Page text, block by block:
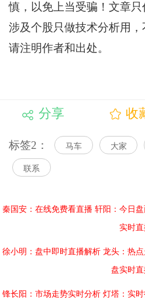
慎，以免上当受骗！文章只
涉及个股只做技术分析用
请注明作者和出处。
分享 收
标签2： 马车 大家
联系
秦国安：在线免费看直播 轩阳：今日
实时
徐小明：盘中即时直播解析 龙头：热
盘实时
锋长阳：市场走势实时分析 灯塔：实